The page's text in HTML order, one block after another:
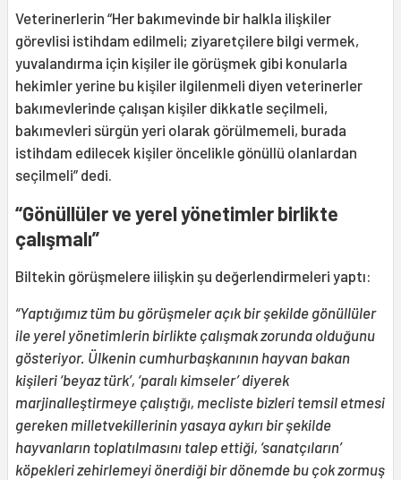
Veterinerlerin “Her bakımevinde bir halkla ilişkiler
görevlisi istihdam edilmeli; ziyaretçilere bilgi vermek,
yuvalandırma için kişiler ile görüşmek gibi konularla
hekimler yerine bu kişiler ilgilenmeli diyen veterinerler
bakımevlerinde çalışan kişiler dikkatle seçilmeli,
bakımevleri sürgün yeri olarak görülmemeli, burada
istihdam edilecek kişiler öncelikle gönüllü olanlardan
seçilmeli” dedi.
“Gönüllüler ve yerel yönetimler birlikte
çalışmalı”
Biltekin görüşmelere iilişkin şu değerlendirmeleri yaptı:
“Yaptığımız tüm bu görüşmeler açık bir şekilde gönüllüler
ile yerel yönetimlerin birlikte çalışmak zorunda olduğunu
gösteriyor. Ülkenin cumhurbaşkanının hayvan bakan
kişileri ‘beyaz türk’, ‘paralı kimseler’ diyerek
marjinalleştirmeye çalıştığı, mecliste bizleri temsil etmesi
gereken milletvekillerinin yasaya aykırı bir şekilde
hayvanların toplatılmasını talep ettiği, ‘sanatçıların’
köpekleri zehirlemeyi önerdiği bir dönemde bu çok zormuş